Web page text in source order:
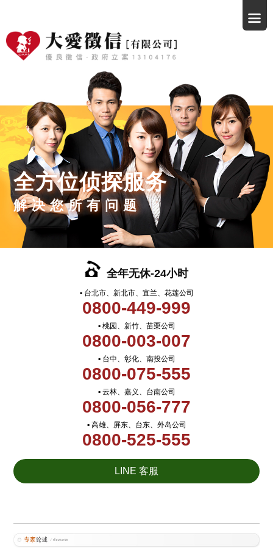
全方位侦探服务
解决您所有问题
全年无休-24小时
▪ 台北市、新北市、宜兰、花莲公司
0800-449-999
▪ 桃园、新竹、苗栗公司
0800-003-007
▪ 台中、彰化、南投公司
0800-075-555
▪ 云林、嘉义、台南公司
0800-056-777
▪ 高雄、屏东、台东、外岛公司
0800-525-555
LINE 客服